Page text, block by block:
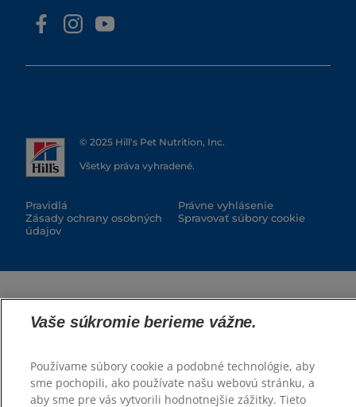
© 2025 Hill's Pet Nutrition, Inc.
Všetky práva vyhradené.
Pravidlá
Zásady ochrany osobných
údajov
Právne vyhlásenie
Spravovať súbory cookie
Vaše súkromie berieme vážne.
Používame súbory cookie a podobné technológie, aby
sme pochopili, ako používate našu webovú stránku, a
aby sme pre vás vytvorili hodnotnejšie zážitky. Tieto